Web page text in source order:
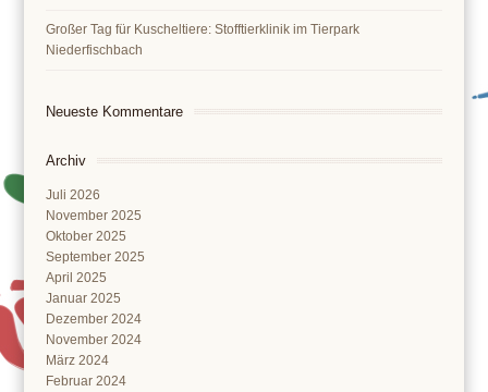
Großer Tag für Kuscheltiere: Stofftierklinik im Tierpark
Niederfischbach
Neueste Kommentare
Archiv
Juli 2026
November 2025
Oktober 2025
September 2025
April 2025
Januar 2025
Dezember 2024
November 2024
März 2024
Februar 2024